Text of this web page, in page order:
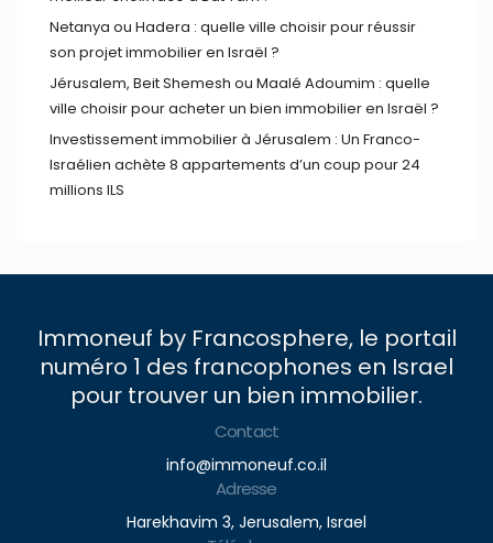
Netanya ou Hadera : quelle ville choisir pour réussir
son projet immobilier en Israël ?
Jérusalem, Beit Shemesh ou Maalé Adoumim : quelle
ville choisir pour acheter un bien immobilier en Israël ?
Investissement immobilier à Jérusalem : Un Franco-
Israélien achète 8 appartements d’un coup pour 24
millions ILS
Immoneuf by Francosphere, le portail
numéro 1 des francophones en Israel
pour trouver un bien immobilier.
Contact
info@immoneuf.co.il
Adresse
Harekhavim 3, Jerusalem, Israel